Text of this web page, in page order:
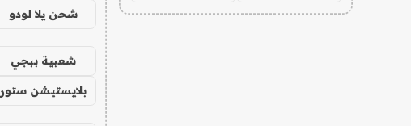
شحن يلا لودو
شعبية ببجي
بلايستيشن ستور